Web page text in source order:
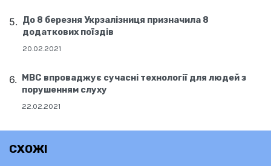
До 8 березня Укрзалізниця призначила 8
додаткових поїздів
20.02.2021
МВС впроваджує сучасні технології для людей з
порушенням слуху
22.02.2021
СХОЖІ